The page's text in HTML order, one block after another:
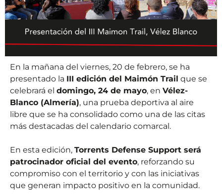
En la mañana del viernes, 20 de febrero, se ha
presentado la III edición del Maimón Trail que se
celebrará el domingo, 24 de mayo, en Vélez-
Blanco (Almería), una prueba deportiva al aire
libre que se ha consolidado como una de las citas
más destacadas del calendario comarcal.
En esta edición, Torrents Defense Support será
patrocinador oficial del evento, reforzando su
compromiso con el territorio y con las iniciativas
que generan impacto positivo en la comunidad.